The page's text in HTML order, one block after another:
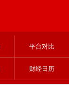
平台对比
财经日历